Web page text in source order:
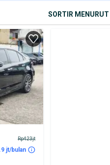
SORTIR MENURUT
Rp423jt
jt/bulan